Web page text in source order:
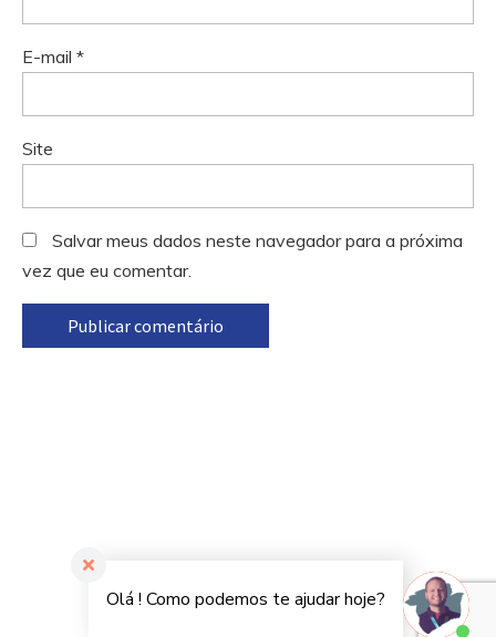
E-mail *
Site
Salvar meus dados neste navegador para a próxima
vez que eu comentar.